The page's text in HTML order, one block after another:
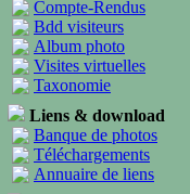
Compte-Rendus
Bdd visiteurs
Album photo
Visites virtuelles
Taxonomie
Liens & download
Banque de photos
Téléchargements
Annuaire de liens